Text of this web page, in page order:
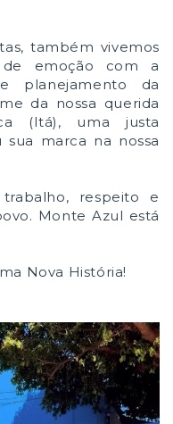
também vivemos
emoção com a
planejamento da
da nossa querida
(Itá), uma justa
marca na nossa
respeito e
Monte Azul está
Nova História!